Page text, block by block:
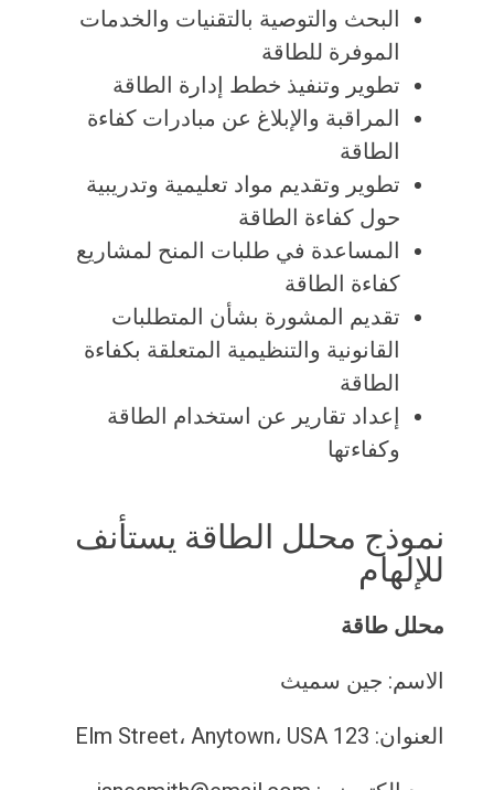
البحث والتوصية بالتقنيات والخدمات
الموفرة للطاقة
تطوير وتنفيذ خطط إدارة الطاقة
المراقبة والإبلاغ عن مبادرات كفاءة
الطاقة
تطوير وتقديم مواد تعليمية وتدريبية
حول كفاءة الطاقة
المساعدة في طلبات المنح لمشاريع
كفاءة الطاقة
تقديم المشورة بشأن المتطلبات
القانونية والتنظيمية المتعلقة بكفاءة
الطاقة
إعداد تقارير عن استخدام الطاقة
وكفاءتها
نموذج محلل الطاقة يستأنف
للإلهام
محلل طاقة
الاسم: جين سميث
العنوان: 123 Elm Street، Anytown، USA